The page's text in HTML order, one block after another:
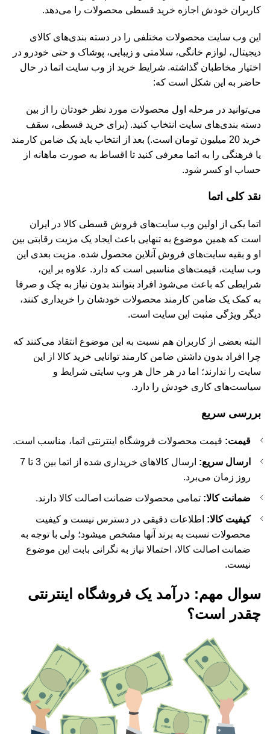
کاربران خودش اجازه خرید قسطی محصولات را می‌دهد.
این وب سایت محصولات مختلفی را در دسته بندی‌های کالای
دیجیتال، لوازم خانگی، سلامتی و زیبایی، پوشاک و حتی خودرو در
اختیار مخاطبان گذاشته. شرایط خرید از وب سایت اتما در حال
حاضر به این شکل است که:
می‌توانید در مرحله اول محصولات مورد نظر خودتان را از بین
دسته بندی‌های سایت انتخاب کنید. (برای خرید قسطی، سقف
خرید 20 میلیون تومان است.) بعد از انتخاب باید یک ضامن کارمند
یا فرهنگی را به اتما معرفی کنید تا اقساط به صورت ماهانه از
حساب او کسر شود.
نقد کلی اتما
اتما یکی از اولین وب سایت‌های فروش قسطی کالا در ایران
است که همین موضوع به تنهایی باعث ایجاد یک مزیت رقابتی بین
او و بقیه سایت‌های فروش آنلاین محصول شده. مزیت بعدی این
وب سایت، قیمت‌های مناسبی است که دارد. علاوه بر این،
شرایطی که باعث می‌شود افراد بتوانند بدون نیاز به چک و صرفا
به کمک یک ضامن کارمند محصولات خودشان را خریداری کنند،
دیگر ویژگی مثبت این سایت است.
البته بعضی از کاربران هم نسبت به این موضوع انتقاد می‌کنند که
چرا افراد بدون داشتن ضامن کارمند توانایی خرید کالا از این
سایت را ندارند؛ اما در هر حال هر وب سایتی شرایط و
سیاست‌های کاری خودش را دارد.
بررسی سریع
قیمت: قیمت محصولات فروشگاه اینترنتی اتما، مناسب است.
ارسال سریع:
ارسال کالاهای خریداری شده از اتما بین 3 تا 7
روز زمان می‌برد.
ضمانت کالا: تمامی محصولات ضمانت اصالت کالا دارند.
کیفیت کالا: اطلاعات دقیقی در دسترس نیست و کیفیت
محصولات نسبت به برند آنها مشخص میشود؛ ولی با توجه به
ضمانت اصالت کالا، احتمالا نیاز به نگرانی بابت این موضوع
نیست.
سوال مهم: درآمد یک فروشگاه اینترنتی
چقدر است؟